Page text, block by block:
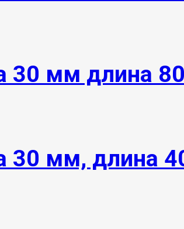
30 мм длина
30 мм, длина